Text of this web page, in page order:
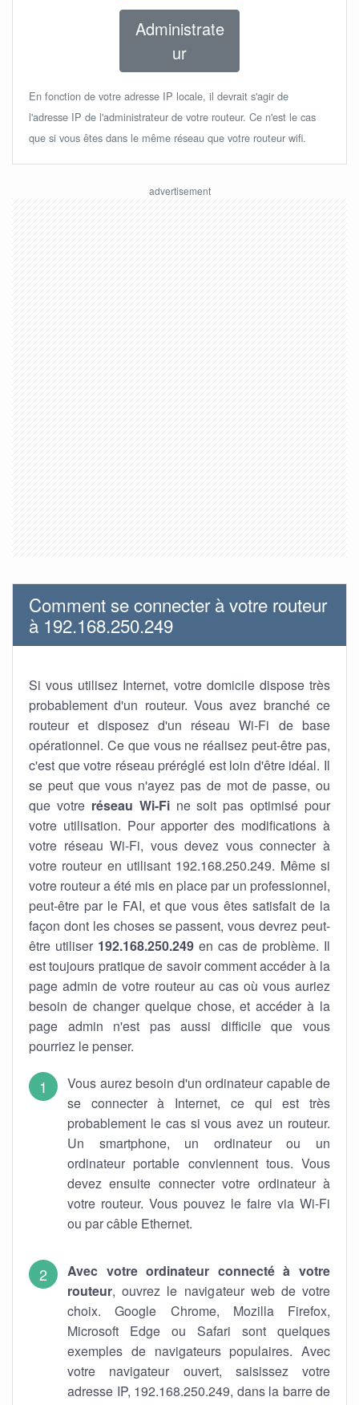
Administrate
ur
En fonction de votre adresse IP locale, il devrait s'agir de
l'adresse IP de l'administrateur de votre routeur. Ce n'est le cas
que si vous êtes dans le même réseau que votre routeur wifi.
Comment se connecter à votre routeur
à 192.168.250.249
Si vous utilisez Internet, votre domicile dispose très
probablement d'un routeur. Vous avez branché ce
routeur et disposez d'un réseau Wi-Fi de base
opérationnel. Ce que vous ne réalisez peut-être pas,
c'est que votre réseau préréglé est loin d'être idéal. Il
se peut que vous n'ayez pas de mot de passe, ou
que votre réseau Wi-Fine soit pas optimisé pour
votre utilisation. Pour apporter des modifications à
votre réseau Wi-Fi, vous devez vous connecter à
votre routeur en utilisant 192.168.250.249. Même si
votre routeur a été mis en place par un professionnel,
peut-être par le FAI, et que vous êtes satisfait de la
façon dont les choses se passent, vous devrez peut-
être utiliser 192.168.250.249 en cas de problème. Il
est toujours pratique de savoir comment accéder à la
page admin de votre routeur au cas où vous auriez
besoin de changer quelque chose, et accéder à la
page admin n'est pas aussi difficile que vous
pourriez le penser.
Vous aurez besoin d'un ordinateur capable de
se connecter à Internet, ce qui est très
probablement le cas si vous avez un routeur.
Un smartphone, un ordinateur ou un
ordinateur portable conviennent tous. Vous
devez ensuite connecter votre ordinateur à
votre routeur. Vous pouvez le faire via Wi-Fi
ou par câble Ethernet.
Avec votre ordinateur connecté à votre
routeur, ouvrez le navigateur web de votre
choix. Google Chrome, Mozilla Firefox,
Microsoft Edge ou Safari sont quelques
exemples de navigateurs populaires. Avec
votre navigateur ouvert, saisissez votre
adresse IP, 192.168.250.249, dans la barre de